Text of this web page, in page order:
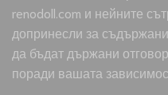
renodoll.com и нейните
допринесли за
да бъдат държани
поради вашата